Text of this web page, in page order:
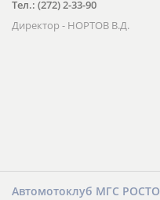
Тел.: (272) 2-33-90
Директор - НОРТОВ В.Д.
Автомотоклуб МГС РОСТО